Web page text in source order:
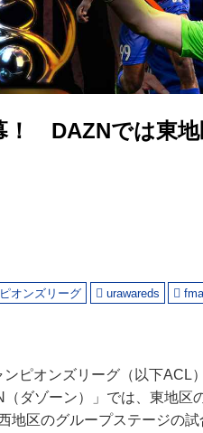
！ DAZNでは東地
オンズリーグ urawareds
ピオンズリーグ（以下ACL
ダゾーン）」では、東地区
地区のグループステージの